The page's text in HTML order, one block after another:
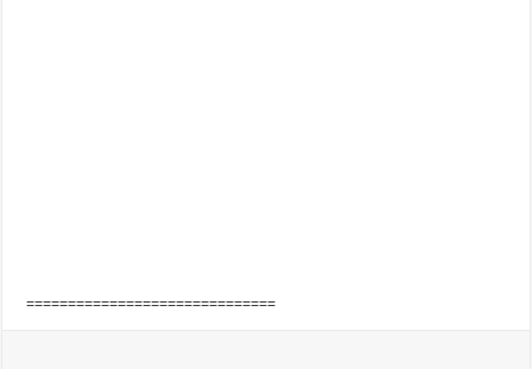
==============================